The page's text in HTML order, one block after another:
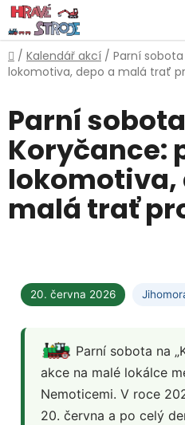
Přejít
na
obsah
Domů
/ Kalendář akcí / Parní
lokomotiva, depo a malá trať
Parní
Koryčance:
lokomotiva,
malá trať
20. června 2026
Parní sobota na
akce na malé lokálce
Nemoticemi. V roce
20. června a po celý